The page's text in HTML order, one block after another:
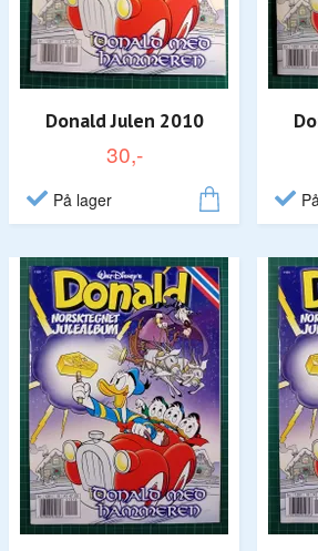
Donald Julen 2010
30,-
På lager